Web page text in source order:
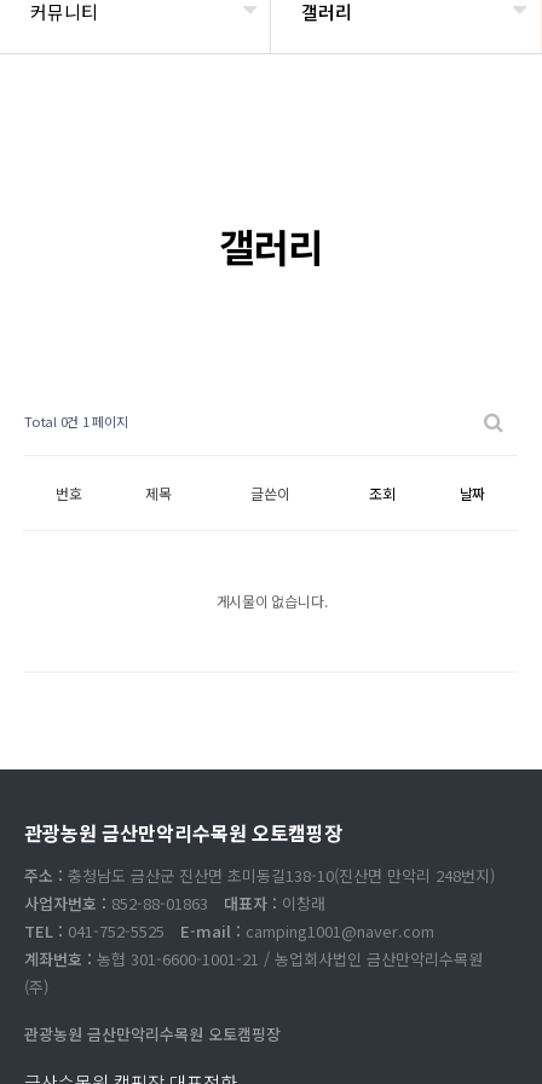
커뮤니티 갤러리
갤러리
Total 0건 1 페이지
번호 제목 글쓴이 조회 날짜
게시물이 없습니다.
관광농원 금산만악리수목원 오토캠핑장
주소 : 충청남도 금산군 진산면 초미동길138-10(진산면 만악리 248번지)
사업자번호 : 852-88-01863 대표자 : 이창래
TEL : 041-752-5525 E-mail : camping1001@naver.com
계좌번호 : 농협 301-6600-1001-21 / 농업회사법인 금산만악리수목원
(주)
관광농원 금산만악리수목원 오토캠핑장